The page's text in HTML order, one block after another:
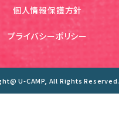
個人情報保護方針
プライバシーポリシー
U-CAMP, All Rights Reserved.